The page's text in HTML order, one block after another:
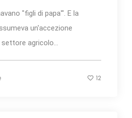
"figli di papa'". E la
un'accezione
settore agricolo...
12